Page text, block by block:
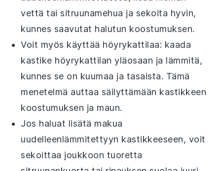
vettä taisitruunamehua ja sekoita hyvin,
kunnes saavutat halutun koostumuksen.
Voit myös käyttää höyrykattilaa: kaada
kastike höyrykattilan yläosaan ja lämmitä,
kunnes se on kuumaa ja tasaista. Tämä
menetelmä auttaa säilyttämään kastikkeen
koostumuksen ja maun.
Jos haluat lisätä makua
uudelleenlämmitettyyn kastikkeeseen, voit
sekoittaa joukkoon tuoretta